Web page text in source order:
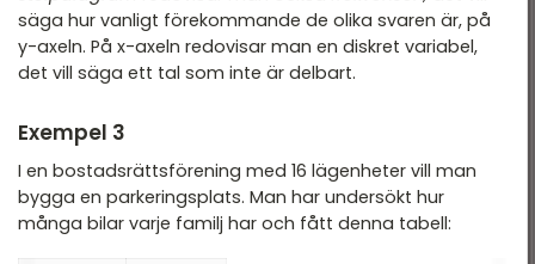
säga hur vanligt förekommande de olika svaren är, på
y-axeln. På x-axeln redovisar man en diskret variabel,
det vill säga ett tal som inte är delbart.
Exempel 3
I en bostadsrättsförening med 16 lägenheter vill man
bygga en parkeringsplats. Man har undersökt hur
många bilar varje familj har och fått denna tabell: